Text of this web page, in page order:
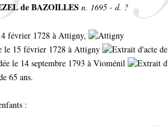
de BAZOILLES n. 1695 - d. ?
février 1728 à Attigny,
le 15 février 1728 à Attigny
le 14 septembre 1793 à Vioménil
65 ans.
: